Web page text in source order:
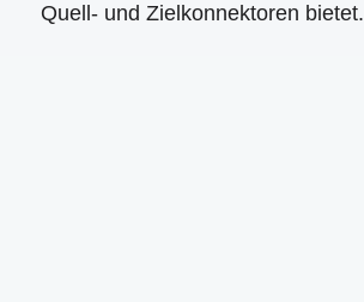
Quell- und Zielkonnektoren bietet.